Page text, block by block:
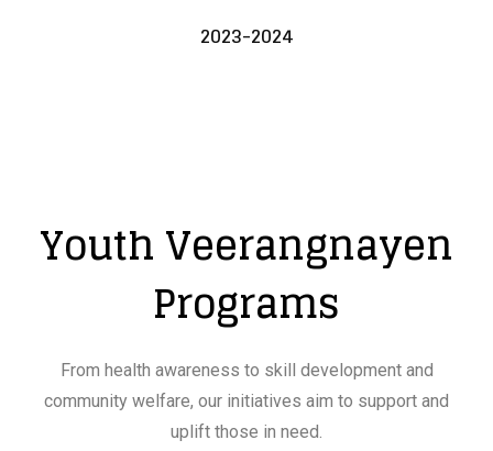
2023-2024
Youth Veerangnayen
Programs
From health awareness to skill development and
community welfare, our initiatives aim to support and
uplift those in need.